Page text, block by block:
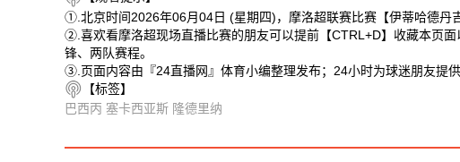
①.北京时间2026年06月04日 (星期四)，摩洛超联赛比赛【伊蒂哈德丹
②.喜欢看摩洛超现场直播比赛的朋友可以提前【CTRL+D】收藏本页
锋、两队赛程。
③.页面内容由『24直播网』体育小编整理发布；24小时为球迷朋友提
【标签】
巴西丙 塞卡西亚斯 隆德里纳